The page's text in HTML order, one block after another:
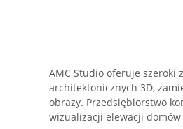
AMC Studio oferuje szeroki
architektonicznych 3D,
obrazy. Przedsiębiorstwo
wizualizacji elewacji